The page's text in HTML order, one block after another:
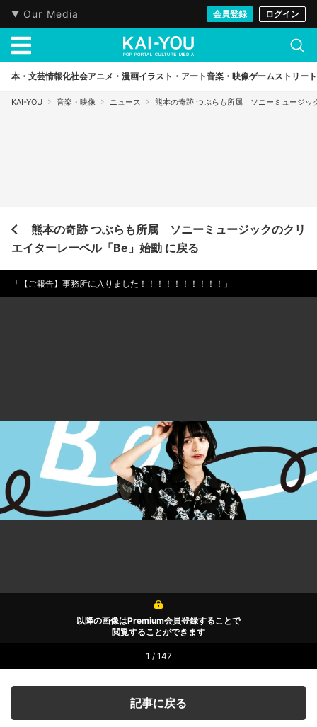
Our Media 会員登録 ログイン
本・文芸情報化社会アニメ・漫画イラスト・アート音楽・映像ゲームストリート
KAI-YOU 音楽・映像 ニュース 熊本の奇跡 つぶらも所属 ソニーミュージッ
熊本の奇跡 つぶらも所属 ソニーミュージックのクリ
エイターレーベル「Be」始動 に戻る
「【ご報告】事務所に入りました！！！！！！！！！！」
以降の画像はPremium会員登録することで
閲覧することができます
1 / 147
記事に戻る